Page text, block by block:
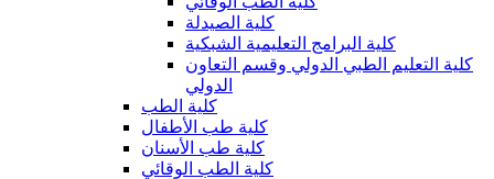
كلية الصيدلة
كلية البرامج التعليمية الشبكية
كلية التعليم الطبي الدولي وقسم التعاون
الدولي
كلية الطب
كلية طب الأطفال
كلية طب الأسنان
كلية الطب الوقائي